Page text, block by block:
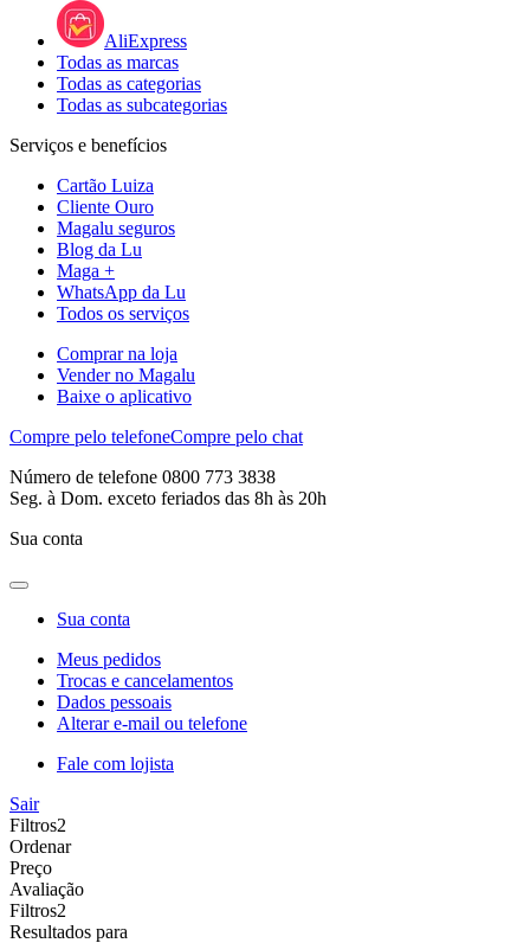
AliExpress
Todas as marcas
Todas as categorias
Todas as subcategorias
Serviços e benefícios
Cartão Luiza
Cliente Ouro
Magalu seguros
Blog da Lu
Maga +
WhatsApp da Lu
Todos os serviços
Comprar na loja
Vender no Magalu
Baixe o aplicativo
Compre pelo telefoneCompre pelo chat
Número de telefone 0800 773 3838
Seg. à Dom. exceto feriados das 8h às 20h
Sua conta
Sua conta
Meus pedidos
Trocas e cancelamentos
Dados pessoais
Alterar e-mail ou telefone
Fale com lojista
Sair
Filtros2
Ordenar
Preço
Avaliação
Filtros2
Resultados para